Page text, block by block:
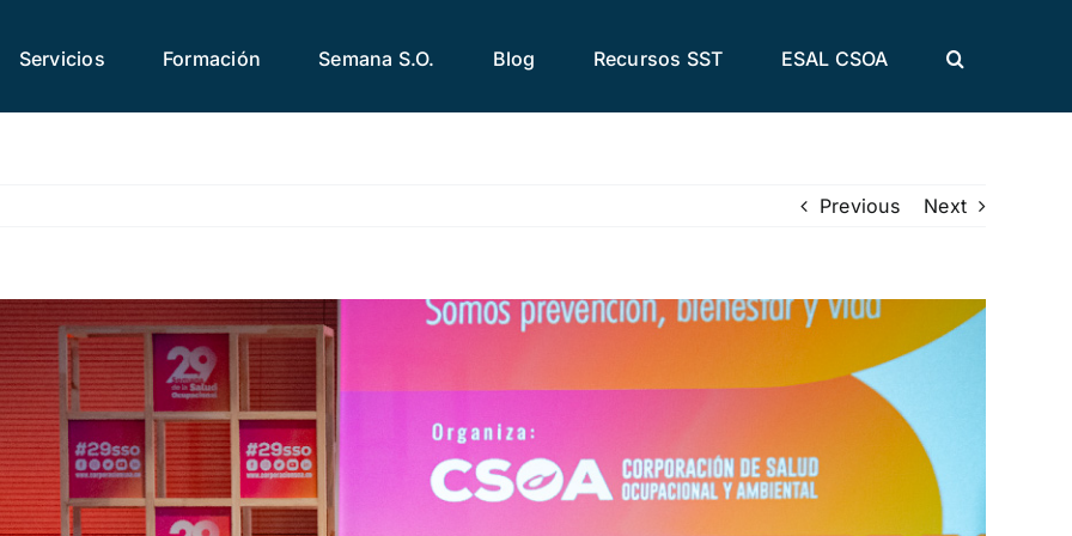
Servicios Formación Semana S.O. Blog Recursos SST ESAL CSOA
Previous Next